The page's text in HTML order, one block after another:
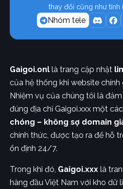
thay đổi cũng như tính
Nhóm tele
Gaigoi.onl là trang cập nhật
của hệ thống khi website chính
Nhiệm vụ của chúng tôi là
đúng địa chỉ Gaigoi.xxx một
chóng – không sợ domain
chính thức, được tạo ra để hỗ
ổn định 24/7.
Trong khi đó, Gaigoi.xxx là
hàng đầu Việt Nam với kho dữ